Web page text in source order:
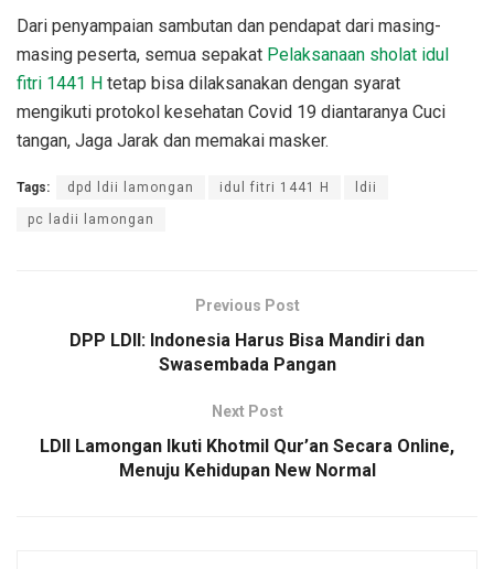
Dari penyampaian sambutan dan pendapat dari masing-
masing peserta, semua sepakat Pelaksanaan sholat idul
fitri 1441 H tetap bisa dilaksanakan dengan syarat
mengikuti protokol kesehatan Covid 19 diantaranya Cuci
tangan, Jaga Jarak dan memakai masker.
Tags: dpd ldii lamongan idul fitri 1441 H ldii
pc ladii lamongan
Previous Post
DPP LDII: Indonesia Harus Bisa Mandiri dan
Swasembada Pangan
Next Post
LDII Lamongan Ikuti Khotmil Qur’an Secara Online,
Menuju Kehidupan New Normal